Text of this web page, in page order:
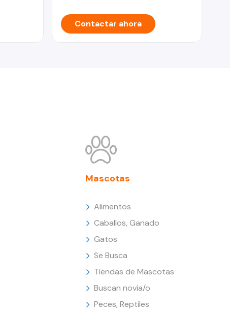
Contactar ahora
Mascotas
Alimentos
Caballos, Ganado
Gatos
Se Busca
Tiendas de Mascotas
Buscan novia/o
Peces, Reptiles